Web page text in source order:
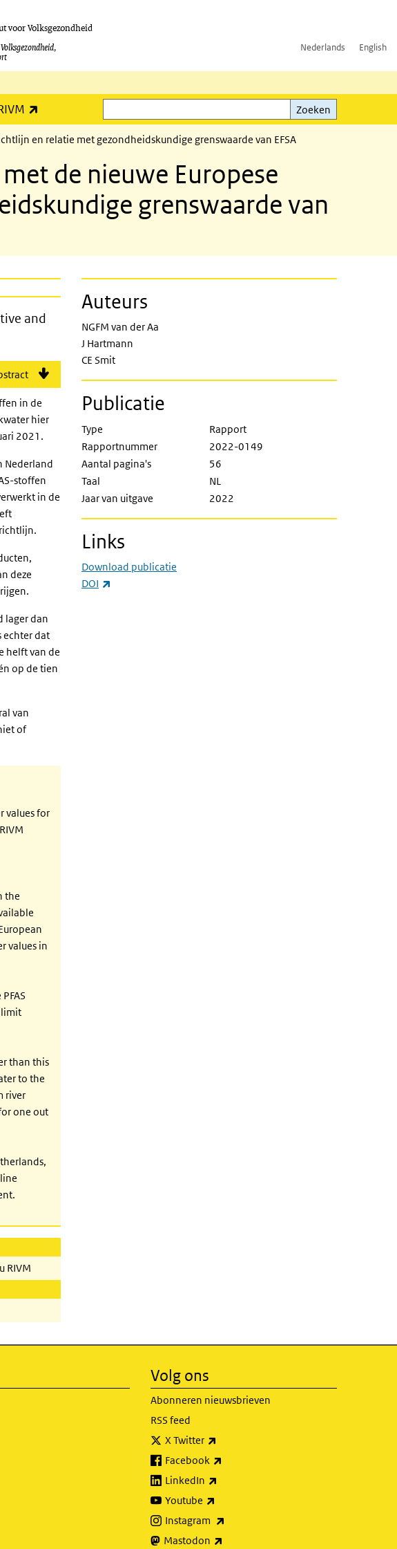
voor Volksgezondheid
Nederlands English
Zoeken
Zoeken
en relatie met gezondheidskundige grenswaarde van EFSA
de nieuwe Europese
grenswaarde van
Drinking water Directive and relation
and
in de
hier
2021.
Nederland
stoffen
in de
deze
lager dan
echter dat
helft van de
op de tien
van
of
values for
the
values in
limit
than this
to the
river
one out
RIVM
Auteurs
NGFM van der Aa
J Hartmann
CE Smit
Publicatie
Type
Rapport
Rapportnummer
2022-0149
Aantal pagina's
56
Taal
NL
Jaar van uitgave
2022
Links
Download publicatie
DOI
Volg ons
Abonneren nieuwsbrieven
RSS feed
X Twitter
Facebook
LinkedIn
Youtube
Instagram
Mastodon